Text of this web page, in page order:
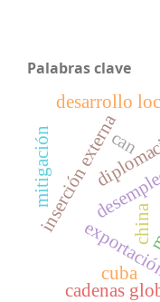
Palabras clave
cadenas
china
inserción externa
desarrollo
mitigación can
cuba